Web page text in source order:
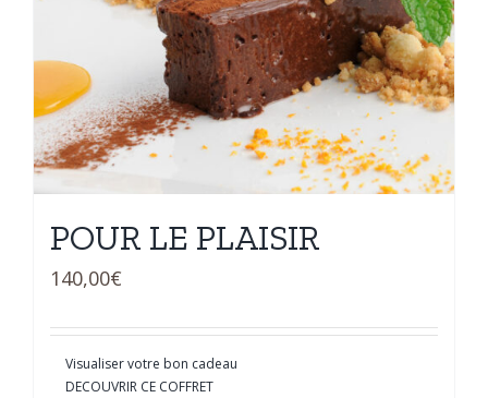
POUR LE PLAISIR
140,00€
Visualiser votre bon cadeau
DECOUVRIR CE COFFRET